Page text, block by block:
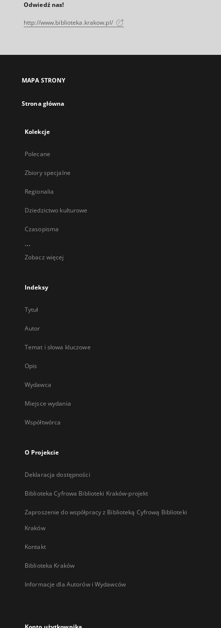
Odwiedź nas!
http://www.biblioteka.krakow.pl/
MAPA STRONY
Strona główna
Kolekcje
Polecane
Zbiory specjalne
Regionalia
Dziedzictwo kulturowe
Czasopisma
...
Zobacz więcej
Indeksy
Tytuł
Autor
Temat i słowa kluczowe
Opis
Wydawca
Miejsce wydania
Współtwórca
O Projekcie
Deklaracja dostępności
Biblioteka Cyfrowa Biblioteki Kraków-projekt
Zaproszenie do współpracy z Biblioteką Cyfrową Biblioteki
Kraków
Kontakt
Biblioteka Kraków
Informacje dla Autorów i Wydawców